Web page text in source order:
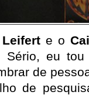
e o
Sério, eu
de
de